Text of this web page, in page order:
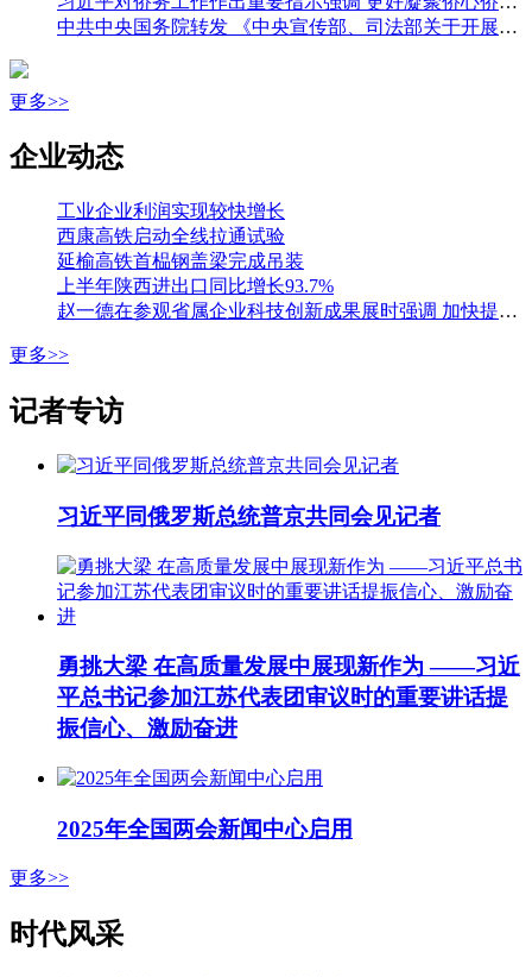
中共中央国务院转发 《中央宣传部、司法部关于开展法治宣传教育的第九个五年规划（二〇二六—二〇三〇年）》
更多>>
企业动态
工业企业利润实现较快增长
西康高铁启动全线拉通试验
延榆高铁首榀钢盖梁完成吊装
上半年陕西进出口同比增长93.7%
赵一德在参观省属企业科技创新成果展时强调 加快提升国有企业创新能力 为科技强省建设贡献更大力量 邢善萍参加
更多>>
记者专访
习近平同俄罗斯总统普京共同会见记者
勇挑大梁 在高质量发展中展现新作为 ——习近
平总书记参加江苏代表团审议时的重要讲话提
振信心、激励奋进
2025年全国两会新闻中心启用
更多>>
时代风采